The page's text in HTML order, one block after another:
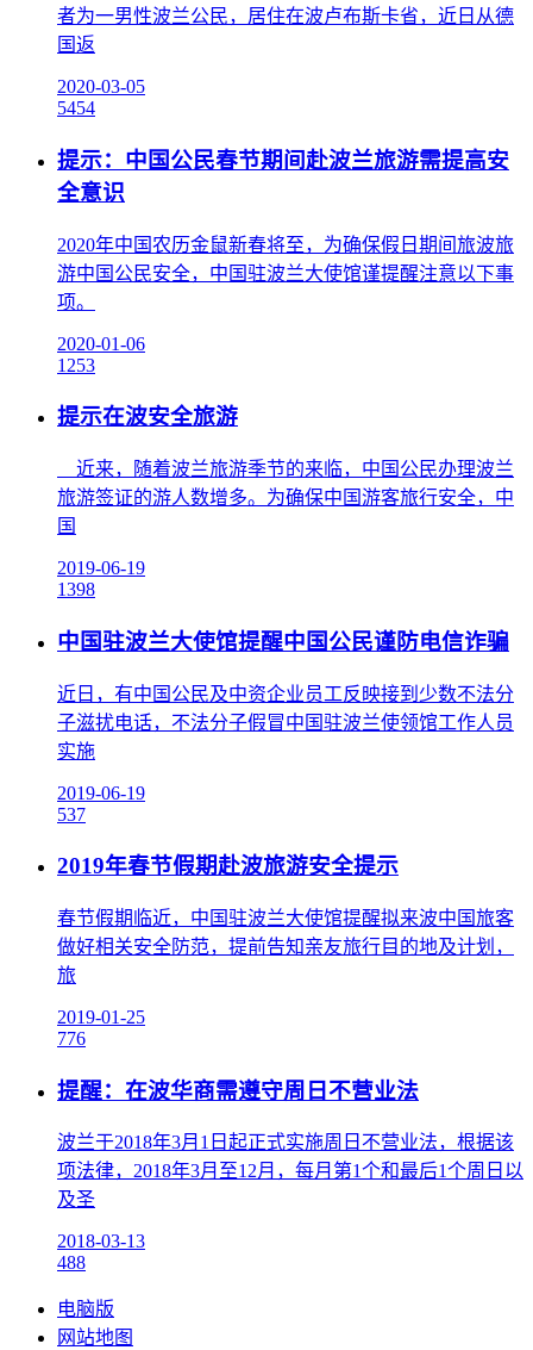
者为一男性波兰公民，居住在波卢布斯卡省，近日从德
国返
2020-03-05
5454
提示：中国公民春节期间赴波兰旅游需提高安
全意识
2020年中国农历金鼠新春将至，为确保假日期间旅波旅
游中国公民安全，中国驻波兰大使馆谨提醒注意以下事
项。
2020-01-06
1253
提示在波安全旅游
近来，随着波兰旅游季节的来临，中国公民办理波兰
旅游签证​的游人数增多。为确保中国游客旅行安全，中
国
2019-06-19
1398
中国驻波兰大使馆提醒中国公民谨防电信诈骗
近日，有中国公民及中资企业员工反映接到少数不法分
子滋扰电话，不法分子假冒中国驻波兰使领馆工作人员
实施
2019-06-19
537
2019年春节假期赴波旅游安全提示
春节假期临近，中国驻波兰大使馆​提醒拟来波中国旅客
做好相关安全防范，提前告知亲友旅行目的地及计划，
旅
2019-01-25
776
提醒：在波华商需遵守周日不营业法
波兰于2018年3月1日起正式实施周日不营业法，根据该
项法律，2018年3月至12月，每月第1个和最后1个周日以
及圣
2018-03-13
488
电脑版
网站地图